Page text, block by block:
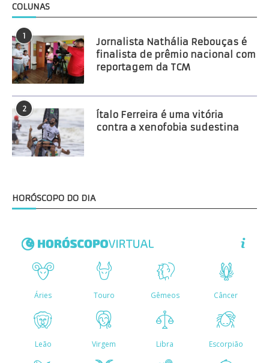
COLUNAS
1
Jornalista Nathália Rebouças é
finalista de prêmio nacional com
reportagem da TCM
2
Ítalo Ferreira é uma vitória
contra a xenofobia sudestina
HORÓSCOPO DO DIA